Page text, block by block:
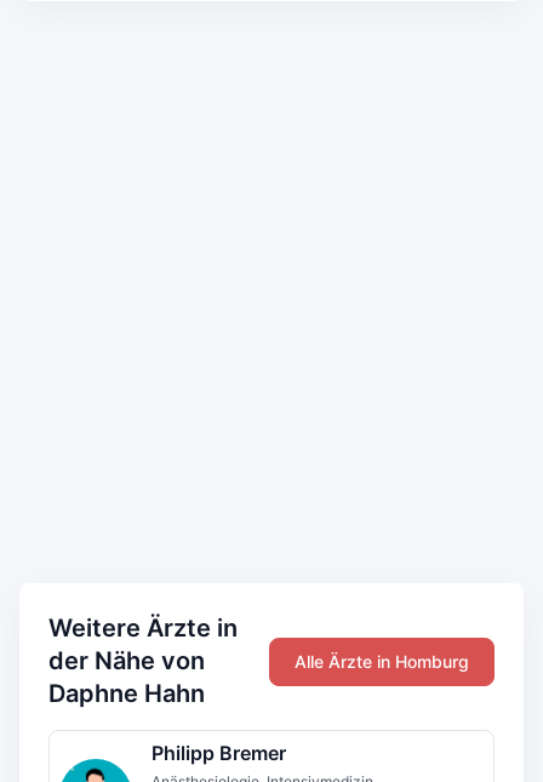
Weitere Ärzte in
der Nähe von
Daphne Hahn
Alle Ärzte in Homburg
Philipp Bremer